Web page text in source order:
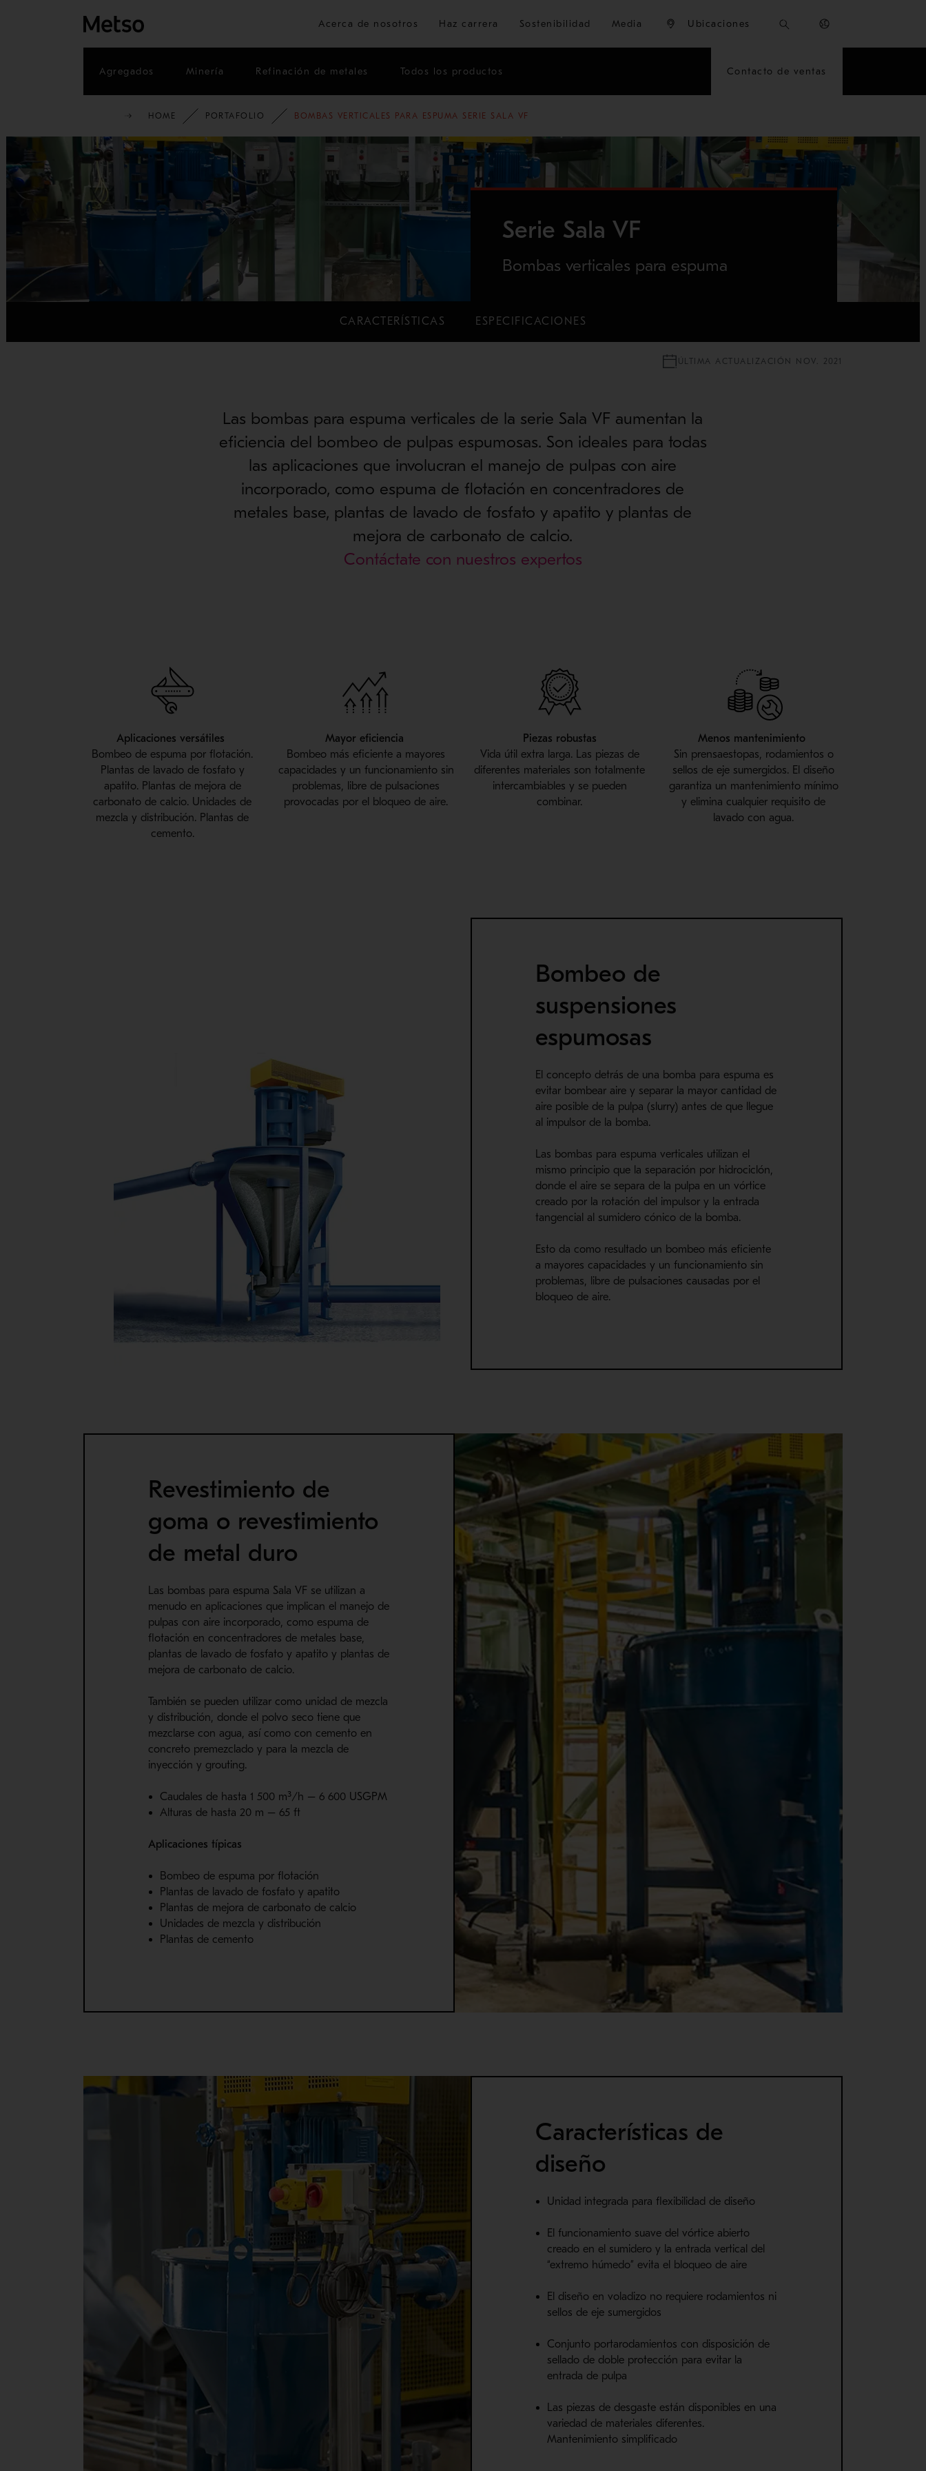
Ir al contenido principal
Acerca de nosotros Haz carrera Sostenibilidad Media Ubicaciones
Agregados Minería Refinación de metales Todos los productos Contacto de ventas
HOME PORTAFOLIO BOMBAS VERTICALES PARA ESPUMA SERIE SALA VF
Serie Sala VF
Bombas verticales para espuma
CARACTERÍSTICAS ESPECIFICACIONES
ÚLTIMA ACTUALIZACIÓN NOV. 2021
Las bombas para espuma verticales de la serie Sala VF aumentan la
eficiencia del bombeo de pulpas espumosas. Son ideales para todas
las aplicaciones que involucran el manejo de pulpas con aire
incorporado, como espuma de flotación en concentradores de
metales base, plantas de lavado de fosfato y apatito y plantas de
mejora de carbonato de calcio.
Contáctate con nuestros expertos
Aplicaciones versátiles
Bombeo de espuma por flotación.
Plantas de lavado de fosfato y
apatito. Plantas de mejora de
carbonato de calcio. Unidades de
mezcla y distribución. Plantas de
cemento.
Mayor eficiencia
Bombeo más eficiente a mayores
capacidades y un funcionamiento sin
problemas, libre de pulsaciones
provocadas por el bloqueo de aire.
Piezas robustas
Vida útil extra larga. Las piezas de
diferentes materiales son totalmente
intercambiables y se pueden
combinar.
Menos mantenimiento
Sin prensaestopas, rodamientos o
sellos de eje sumergidos. El diseño
garantiza un mantenimiento mínimo
y elimina cualquier requisito de
lavado con agua.
Bombeo de
suspensiones
espumosas
El concepto detrás de una bomba para espuma es
evitar bombear aire y separar la mayor cantidad de
aire posible de la pulpa (slurry) antes de que llegue
al impulsor de la bomba.
Las bombas para espuma verticales utilizan el
mismo principio que la separación por hidrociclón,
donde el aire se separa de la pulpa en un vórtice
creado por la rotación del impulsor y la entrada
tangencial al sumidero cónico de la bomba.
Esto da como resultado un bombeo más eficiente
a mayores capacidades y un funcionamiento sin
problemas, libre de pulsaciones causadas por el
bloqueo de aire.
Revestimiento de
goma o revestimiento
de metal duro
Las bombas para espuma Sala VF se utilizan a
menudo en aplicaciones que implican el manejo de
pulpas con aire incorporado, como espuma de
flotación en concentradores de metales base,
plantas de lavado de fosfato y apatito y plantas de
mejora de carbonato de calcio.
También se pueden utilizar como unidad de mezcla
y distribución, donde el polvo seco tiene que
mezclarse con agua, así como con cemento en
concreto premezclado y para la mezcla de
inyección y grouting.
Caudales de hasta 1 500 m³/h – 6 600 USGPM
Alturas de hasta 20 m – 65 ft
Aplicaciones típicas
Bombeo de espuma por flotación
Plantas de lavado de fosfato y apatito
Plantas de mejora de carbonato de calcio
Unidades de mezcla y distribución
Plantas de cemento
Características de
diseño
Unidad integrada para flexibilidad de diseño
El funcionamiento suave del vórtice abierto
creado en el sumidero y la entrada vertical del
“extremo húmedo” evita el bloqueo de aire
El diseño en voladizo no requiere rodamientos ni
sellos de eje sumergidos
Conjunto portarodamientos con disposición de
sellado de doble protección para evitar la
entrada de pulpa
Las piezas de desgaste están disponibles en una
variedad de materiales diferentes.
Mantenimiento simplificado